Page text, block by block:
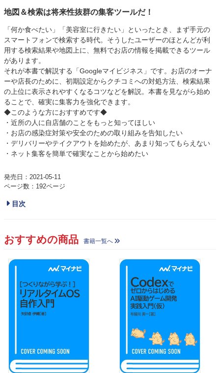
地図＆検索は将来性抜群の集客ツールだ！
「何か食べたい」「美容室に行きたい」といったとき、まず手元の
スマートフォンで検索する時代。そうしたユーザーのほとんどが利
用する検索結果や地図上に、無料でお店の情報を掲載できるツール
があります。
それが本書で解説する「Googleマイビジネス」です。お店のオーナ
ーや店長のために、初期設定からクチコミへの対処方法、検索結果
の上位に表示されやすくなるコツなどを解説。本書を見ながら始め
ることで、確実に集客力を強化できます。
◆このような方におすすめです◆
・近所の人に自店舗のことをもっと知ってほしい
・お店の感染症対策や安全のための取り組みを告知したい
・デリバリーやテイクアウトを始めたが、あまり知ってもらえない
・ネット集客を簡単で確実なことから始めたい
発売日：2021-05-11
ページ数：192ページ
目次
おすすめの商品 書籍一覧へ